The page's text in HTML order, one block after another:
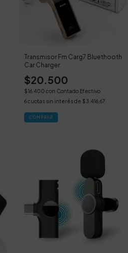
Transmisor Fm Carg7 Bluethooth
Car Charger
$20.500
$16.400 con Contado Efectivo
6 cuotas sin interés de $3.416,67